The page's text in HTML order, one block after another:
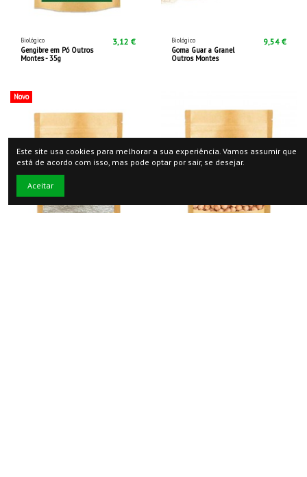
Biológico
Gengibre em Pó Outros
Montes - 35g
3,12 € Biológico
Goma Guar a Granel
Outros Montes
9,54 €
Novo
Este site usa cookies para melhorar a sua experiência. Vamos assumir que
está de acordo com isso, mas pode optar por sair, se desejar.
Aceitar